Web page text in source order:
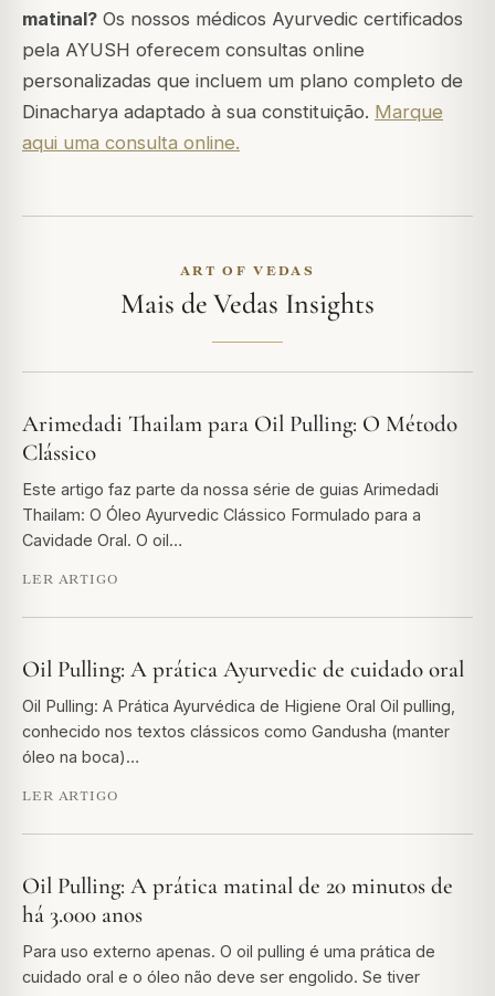
matinal? Os nossos médicos Ayurvedic certificados
pela AYUSH oferecem consultas online
personalizadas que incluem um plano completo de
Dinacharya adaptado à sua constituição. Marque
aqui uma consulta online.
ART OF VEDAS
Mais de Vedas Insights
Arimedadi Thailam para Oil Pulling: O Método
Clássico
Este artigo faz parte da nossa série de guias Arimedadi
Thailam: O Óleo Ayurvedic Clássico Formulado para a
Cavidade Oral. O oil…
LER ARTIGO
Oil Pulling: A prática Ayurvedic de cuidado oral
Oil Pulling: A Prática Ayurvédica de Higiene Oral Oil pulling,
conhecido nos textos clássicos como Gandusha (manter
óleo na boca)…
LER ARTIGO
Oil Pulling: A prática matinal de 20 minutos de
há 3.000 anos
Para uso externo apenas. O oil pulling é uma prática de
cuidado oral e o óleo não deve ser engolido. Se tiver